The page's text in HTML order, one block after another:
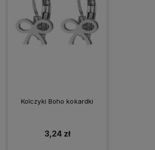
Kolczyki Boho kokardki
3,24 zł